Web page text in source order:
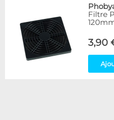
EK Water Blocks
Noctua
NoiseBlocker
Phobya
Disponibilité / Promotions
Filtre
3,90